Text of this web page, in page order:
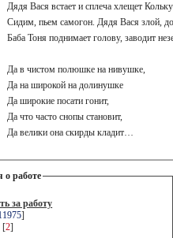
Дядя Вася встает и сплеча хлещет
Сидим, пьем самогон. Дядя Вася злой,
Баба Тоня поднимает голову, заводит
Да в чистом полюшке на нивушке,
Да на широкой на долинушке
Да широкие посати гонит,
Да что часто снопы становит,
Да велики она скирды кладит…
работе
за работу
]
[2]